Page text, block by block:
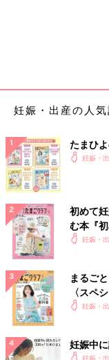
妊娠・出産の人
たまひ
妊娠・
初めて
む本『
妊娠・
まるご
〈スペ
妊娠・
妊娠中
妊娠・